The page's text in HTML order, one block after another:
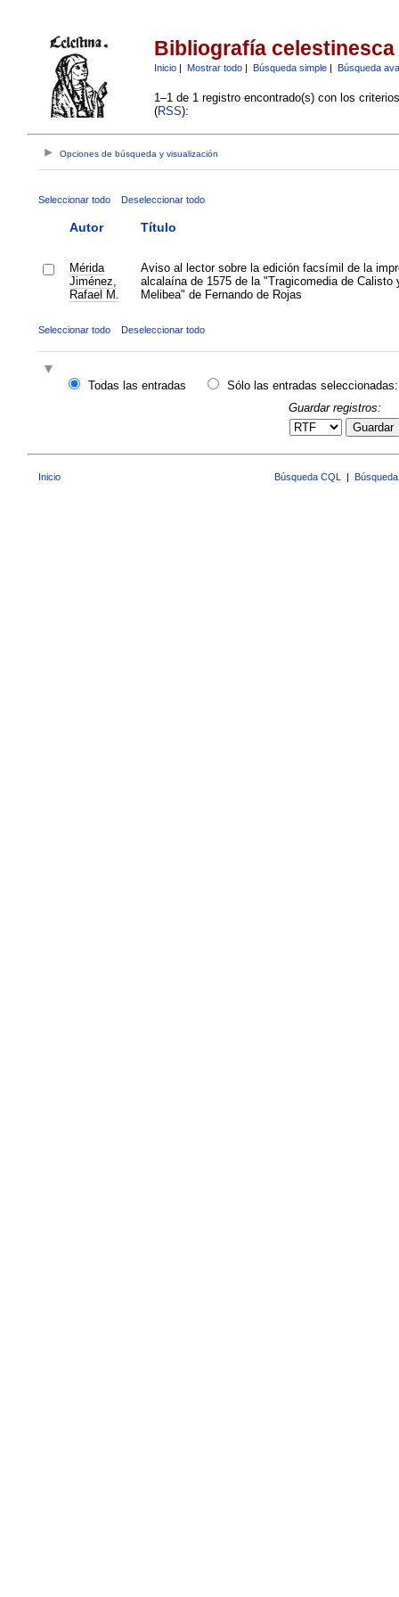
Bibliografía celestinesca
Inicio| Mostrar todo| Búsqueda simple| Búsqueda
1–1 de 1 registro encontrado(s) con los
(RSS):
Opciones de búsqueda y visualización
Seleccionar todo Deseleccionar todo
Autor Título
Mérida
Jiménez,
Rafael M.
Aviso al lector sobre la edición facsímil de la
alcalaína de 1575 de la "Tragicomedia de Calisto
Melibea" de Fernando de Rojas
Seleccionar todo Deseleccionar todo
Todas las entradas
Sólo las entradas seleccionadas:
Guardar registros:
Guardar
Inicio Búsqueda CQL